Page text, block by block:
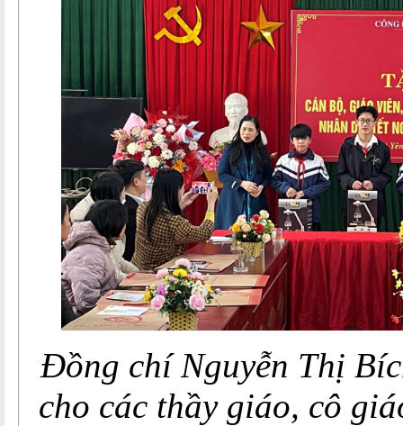
Đồng chí Nguyễn Thị
cho các thầy giáo, cô